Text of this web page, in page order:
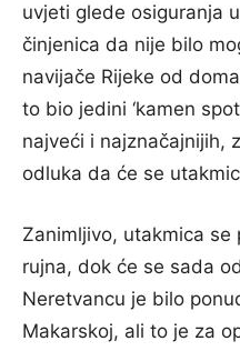
uvjeti glede osiguranja
činjenica da nije bilo
navijače Rijeke od
to bio jedini ‘kamen
najveći i najznačajnijih,
odluka da će se
Zanimljivo, utakmica se
rujna, dok će se sada
Neretvancu je bilo
Makarskoj, ali to je za